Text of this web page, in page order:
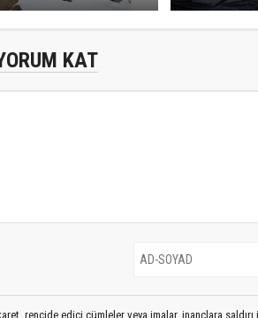
KAT
rencide edici cümleler veya imalar, inançlara